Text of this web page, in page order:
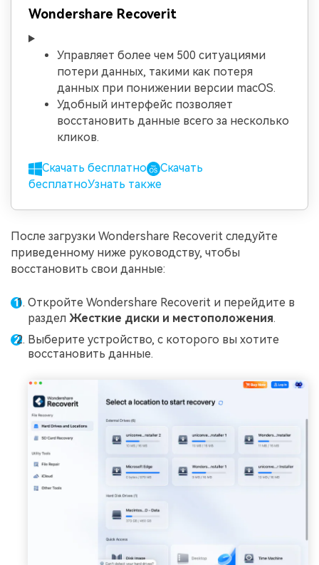
Wondershare Recoverit
Управляет более чем 500 ситуациями
потери данных, такими как потеря
данных при понижении версии macOS.
Удобный интерфейс позволяет
восстановить данные всего за несколько
кликов.
Скачать бесплатно
Скачать
бесплатноУзнать также
После загрузки Wondershare Recoverit следуйте
приведенному ниже руководству, чтобы
восстановить свои данные:
Откройте Wondershare Recoverit и перейдите в
раздел Жесткие диски и местоположения.
Выберите устройство, с которого вы хотите
восстановить данные.